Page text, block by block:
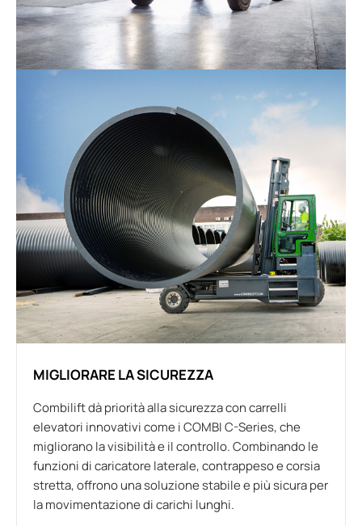
MIGLIORARE LA SICUREZZA
Combilift dà priorità alla sicurezza con carrelli
elevatori innovativi come i COMBI C-Series, che
migliorano la visibilità e il controllo. Combinando le
funzioni di caricatore laterale, contrappeso e corsia
stretta, offrono una soluzione stabile e più sicura per
la movimentazione di carichi lunghi.